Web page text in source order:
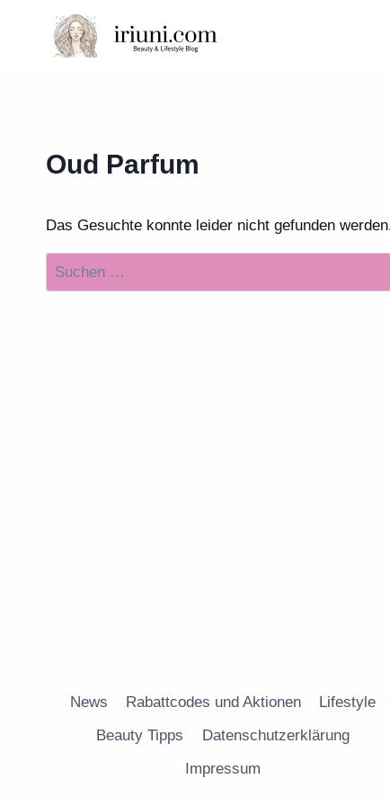
springen
Oud Parfum
Das Gesuchte konnte leider nicht gefunden
Suchen
nach:
News Rabattcodes und Aktionen
Lifestyle
Beauty Tipps
Datenschutzerklärung
Impressum